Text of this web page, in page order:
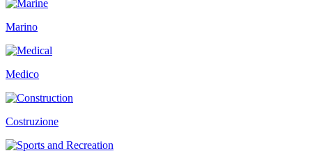
Marino
Medico
Costruzione